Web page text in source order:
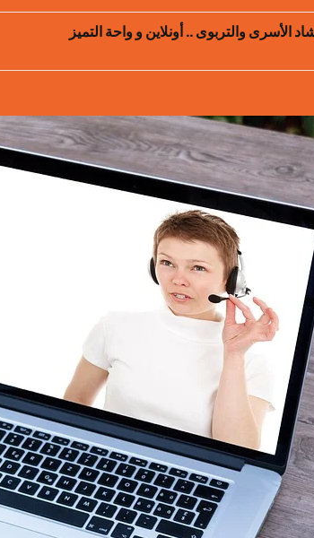
الأسرى والتربوى .. أونلاين و واحة التميز